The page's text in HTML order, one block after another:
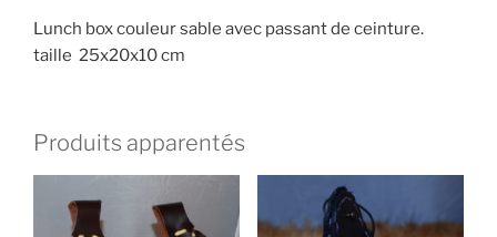
Lunch box couleur sable avec passant de ceinture.
taille 25x20x10 cm
Produits apparentés